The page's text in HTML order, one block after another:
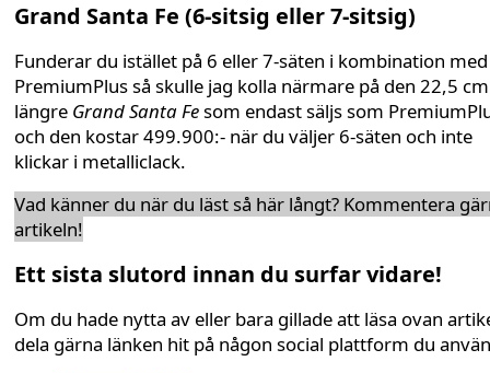
Grand Santa Fe (6-sitsig eller 7-sitsig)
Funderar du istället på 6 eller 7-säten i kombination med
PremiumPlus så skulle jag kolla närmare på den 22,5 cm
längre Grand Santa Fesom endast säljs som
och den kostar 499.900:- när du väljer 6-säten och inte
klickar i metalliclack.
Vad känner du när du läst så här långt? Kommentera
artikeln!
Ett sista slutord innan du surfar vidare!
Om du hade nytta av eller bara gillade att läsa ovan
dela gärna länken hit på någon social plattform du